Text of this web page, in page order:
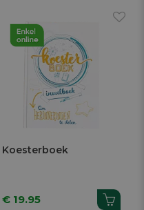
Koesterboek
€ 19.95